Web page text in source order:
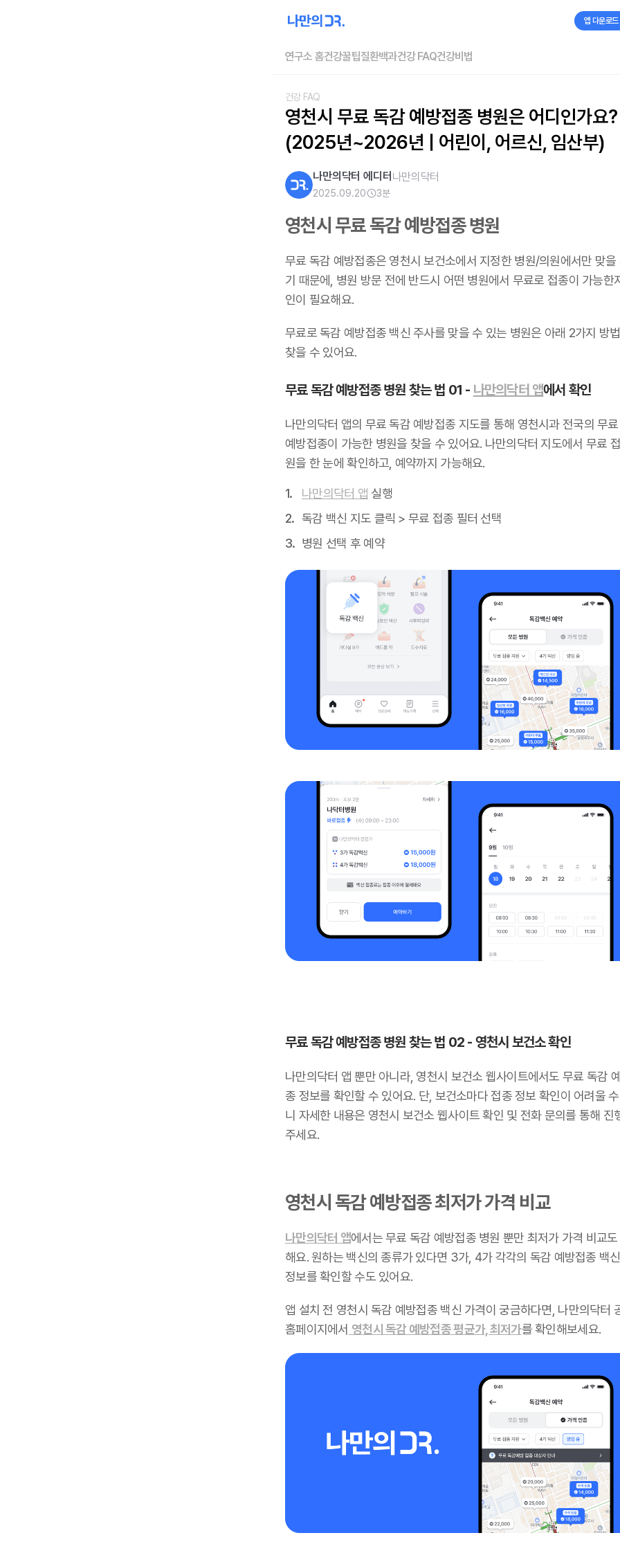
앱 다운로드
연구소 홈건강꿀팁질환백과건강 FAQ건강비법
건강 FAQ
영천시 무료 독감 예방접종 병원은 어디인가요?
(2025년~2026년 | 어린이, 어르신, 임산부)
나만의닥터 에디터 나만의닥터
2025.09.20 3분
영천시 무료 독감 예방접종 병원
무료 독감 예방접종은 영천시 보건소에서 지정한 병원/의원에서만 맞을
기 때문에, 병원 방문 전에 반드시 어떤 병원에서 무료로 접종이 가능한
인이 필요해요.
무료로 독감 예방접종 백신 주사를 맞을 수 있는 병원은 아래 2가지 방
찾을 수 있어요.
무료 독감 예방접종 병원 찾는 법 01 - 나만의닥터 앱에서 확인
나만의닥터 앱의 무료 독감 예방접종 지도를 통해 영천시과 전국의 무
예방접종이 가능한 병원을 찾을 수 있어요. 나만의닥터 지도에서 무료
원을 한 눈에 확인하고, 예약까지 가능해요.
나만의닥터 앱 실행
독감 백신 지도 클릭 > 무료 접종 필터 선택
병원 선택 후 예약
무료 독감 예방접종 병원 찾는 법 02 - 영천시 보건소 확인
나만의닥터 앱 뿐만 아니라, 영천시 보건소 웹사이트에서도 무료 독감
종 정보를 확인할 수 있어요. 단, 보건소마다 접종 정보 확인이 어려울
니 자세한 내용은 영천시 보건소 웹사이트 확인 및 전화 문의를 통해 진
주세요.
영천시 독감 예방접종 최저가 가격 비교
나만의닥터 앱에서는 무료 독감 예방접종 병원 뿐만 최저가 가격 비교
해요. 원하는 백신의 종류가 있다면 3가, 4가 각각의 독감 예방접종 백
정보를 확인할 수도 있어요.
앱 설치 전 영천시 독감 예방접종 백신 가격이 궁금하다면, 나만의닥터
홈페이지에서 영천시 독감 예방접종 평균가, 최저가를 확인해보세요.